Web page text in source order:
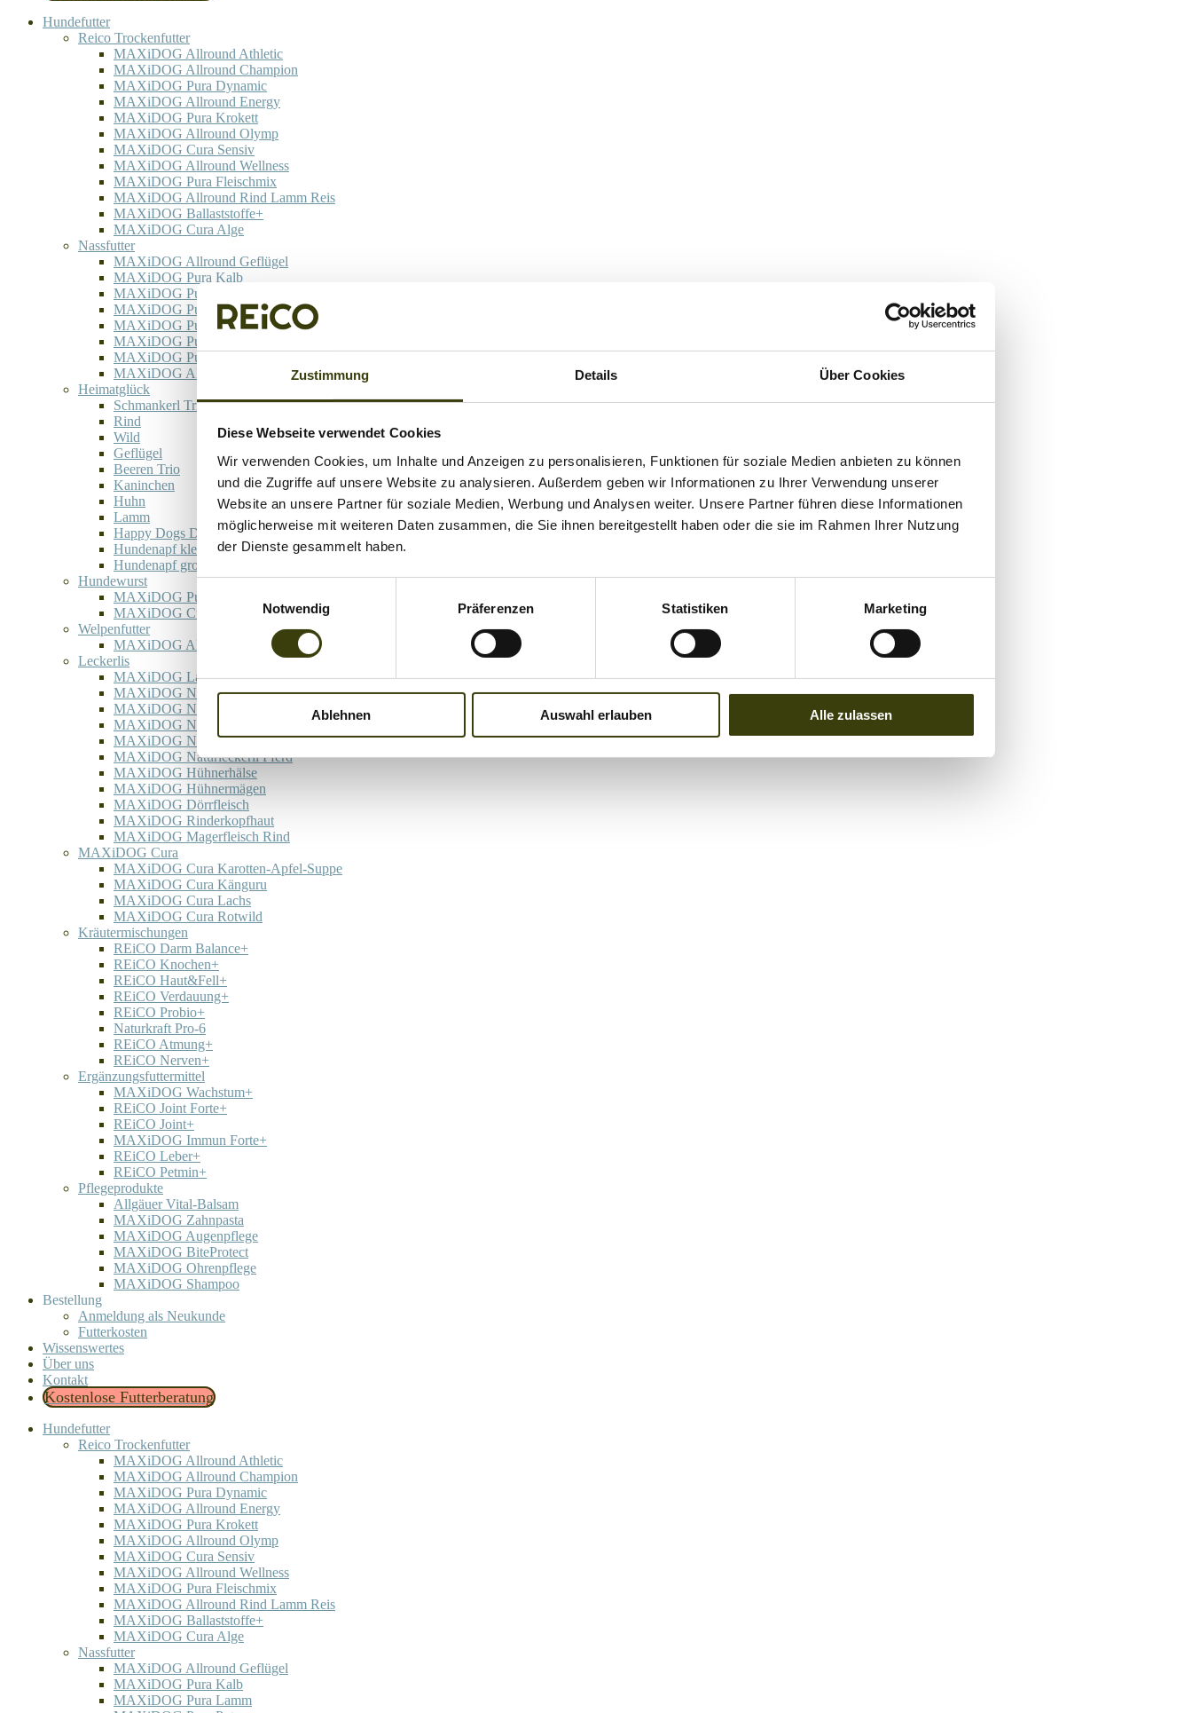
Zustimmung Details Über Cookies
Diese Webseite verwendet Cookies
Wir verwenden Cookies, um Inhalte und Anzeigen zu personalisieren, Funktionen für soziale Medien anbieten zu können
und die Zugriffe auf unsere Website zu analysieren. Außerdem geben wir Informationen zu Ihrer Verwendung unserer
Website an unsere Partner für soziale Medien, Werbung und Analysen weiter. Unsere Partner führen diese Informationen
möglicherweise mit weiteren Daten zusammen, die Sie ihnen bereitgestellt haben oder die sie im Rahmen Ihrer Nutzung
der Dienste gesammelt haben.
Notwendig
Präferenzen Statistiken Marketing
Ablehnen Auswahl erlauben Alle zulassen
Hundefutter
Reico Trockenfutter
MAXiDOG Allround Athletic
MAXiDOG Allround Champion
MAXiDOG Pura Dynamic
MAXiDOG Allround Energy
MAXiDOG Pura Krokett
MAXiDOG Allround Olymp
MAXiDOG Cura Sensiv
MAXiDOG Allround Wellness
MAXiDOG Pura Fleischmix
MAXiDOG Allround Rind Lamm Reis
MAXiDOG Ballaststoffe+
MAXiDOG Cura Alge
Nassfutter
MAXiDOG Allround Geflügel
MAXiDOG Pura Kalb
MAXiDOG Pura Lamm
MAXiDOG Pura Pute
MAXiDOG Pura Rind
MAXiDOG Pura Rind Herz
MAXiDOG Pura Rind Pansen Herz
MAXiDOG Allround Wild
Heimatglück
Schmankerl Trio
Rind
Wild
Geflügel
Beeren Trio
Kaninchen
Huhn
Lamm
Happy Dogs Day
Hundenapf klein
Hundenapf groß
Hundewurst
MAXiDOG Pura Rinderwurst
MAXiDOG Cura Pferd
Welpenfutter
MAXiDOG Allround Junior
Leckerlis
MAXiDOG Lammfüße
MAXiDOG Naturleckerli Rind
MAXiDOG Naturleckerli Wildschwein
MAXiDOG Naturleckerli Hirsch
MAXiDOG Naturleckerli Lamm
MAXiDOG Naturleckerli Pferd
MAXiDOG Hühnerhälse
MAXiDOG Hühnermägen
MAXiDOG Dörrfleisch
MAXiDOG Rinderkopfhaut
MAXiDOG Magerfleisch Rind
MAXiDOG Cura
MAXiDOG Cura Karotten-Apfel-Suppe
MAXiDOG Cura Känguru
MAXiDOG Cura Lachs
MAXiDOG Cura Rotwild
Kräutermischungen
REiCO Darm Balance+
REiCO Knochen+
REiCO Haut&Fell+
REiCO Verdauung+
REiCO Probio+
Naturkraft Pro-6
REiCO Atmung+
REiCO Nerven+
Ergänzungsfuttermittel
MAXiDOG Wachstum+
REiCO Joint Forte+
REiCO Joint+
MAXiDOG Immun Forte+
REiCO Leber+
REiCO Petmin+
Pflegeprodukte
Allgäuer Vital-Balsam
MAXiDOG Zahnpasta
MAXiDOG Augenpflege
MAXiDOG BiteProtect
MAXiDOG Ohrenpflege
MAXiDOG Shampoo
Bestellung
Anmeldung als Neukunde
Futterkosten
Wissenswertes
Über uns
Kontakt
Kostenlose Futterberatung
Hundefutter
Reico Trockenfutter
MAXiDOG Allround Athletic
MAXiDOG Allround Champion
MAXiDOG Pura Dynamic
MAXiDOG Allround Energy
MAXiDOG Pura Krokett
MAXiDOG Allround Olymp
MAXiDOG Cura Sensiv
MAXiDOG Allround Wellness
MAXiDOG Pura Fleischmix
MAXiDOG Allround Rind Lamm Reis
MAXiDOG Ballaststoffe+
MAXiDOG Cura Alge
Nassfutter
MAXiDOG Allround Geflügel
MAXiDOG Pura Kalb
MAXiDOG Pura Lamm